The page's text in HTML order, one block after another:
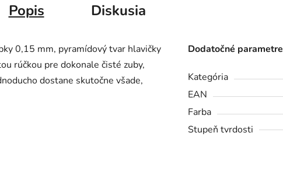
Popis Diskusia
0,15 mm, pyramídový tvar hlavičky
rúčkou pre dokonale čisté zuby,
dostane skutočne všade,
Dodatočné parametre
Kategória
EAN
Farba
Stupeň tvrdosti